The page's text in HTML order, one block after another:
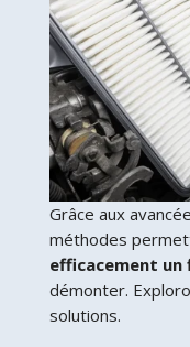
Grâce aux
méthodes
efficacement
démonter.
solutions.